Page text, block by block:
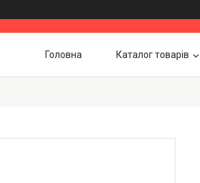
Головна Каталог товарів